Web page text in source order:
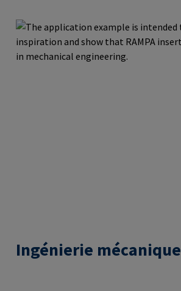
Ingénierie mécanique